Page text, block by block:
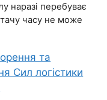
наразі перебуває
часу не може
та
Сил логістики